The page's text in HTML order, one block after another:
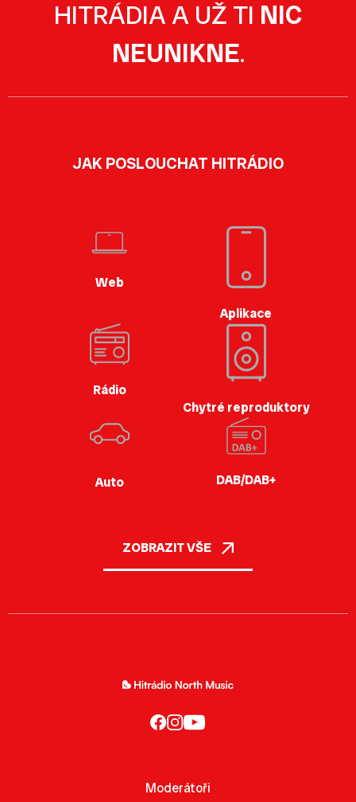
HITRÁDIA A UŽ TI NIC
NEUNIKNE.
JAK POSLOUCHAT HITRÁDIO
Web
Aplikace
Rádio
Chytré reproduktory
Auto DAB/DAB+
ZOBRAZIT VŠE
Moderátoři